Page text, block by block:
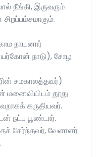
நீங்கி, இருவரும்
நாயனார்
நாடு), சோழ
சமகாலத்தவர்)
மனைவியிடம் தூது
கருதியவர்.
நட்பு பூண்டார்.
சேர்ந்தவர், வேளாளர்